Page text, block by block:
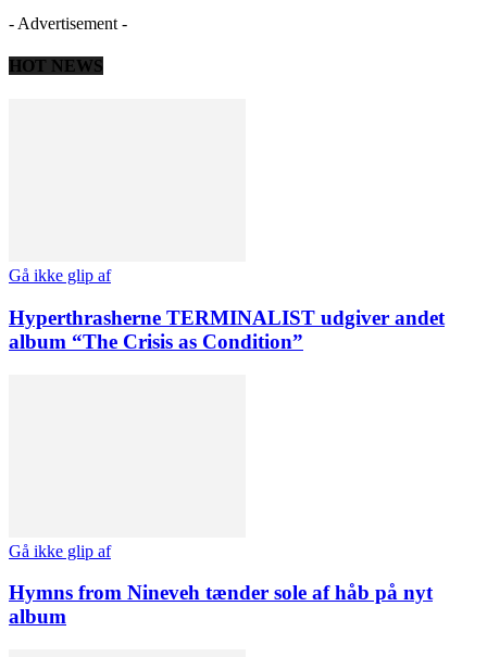
- Advertisement -
HOT NEWS
Gå ikke glip af
Hyperthrasherne TERMINALIST udgiver andet
album “The Crisis as Condition”
Gå ikke glip af
Hymns from Nineveh tænder sole af håb på nyt
album